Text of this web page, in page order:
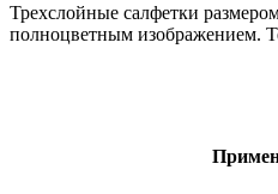
Трехслойные салфетки
полноцветным изображением.